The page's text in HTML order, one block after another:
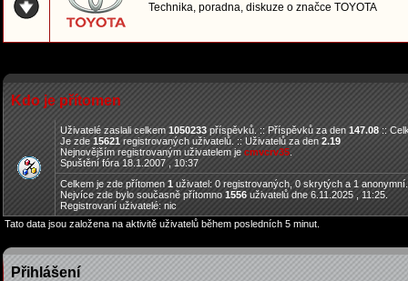
Technika, poradna, diskuze o značce TOYOTA
Kdo je přítomen
Uživatelé zaslali celkem1050233příspěvků. :: Příspěvků za den147.08::
Je zde15621 registrovaných uživatelů. :: Uživatelů za den2.19
Nejnovějším registrovaným uživatelem jecmvcrv35.
Spuštění fóra 18.1.2007 , 10:37
Celkem je zde přítomen 1 uživatel: 0 registrovaných, 0 skrytých a 1
Nejvíce zde bylo současně přítomno 1556 uživatelů dne 6.11.2025 , 11:25.
Registrovaní uživatelé: nic
Tato data jsou založena na aktivitě uživatelů během posledních 5 minut.
Přihlášení